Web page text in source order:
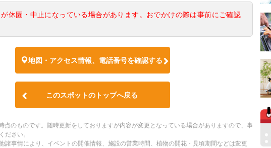
休園・中止になっている場合があります。おでかけの際は事前にご確認
地図・アクセス情報、電話番号を確認する
このスポットのトップへ戻る
のものです。随時更新をしておりますが内容が変更となっている場合がありますので、事
ださい。
諸事情により、イベントの開催情報、施設の営業時間、植物の開花・見頃期間などは変更